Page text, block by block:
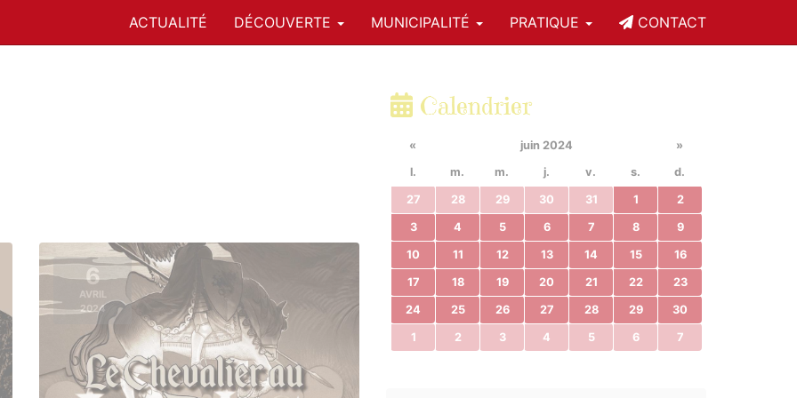
ACTUALITÉ DÉCOUVERTE MUNICIPALITÉ PRATIQUE CONTACT
6
AVRIL
2024
Calendrier
« juin 2024
»
l.
m. m. j. v. s. d.
27 28 29 30 31 1 2
3 4 5 6 7 8 9
10 11 12 13 14 15 16
17 18 19 20 21 22 23
24 25 26 27 28 29 30
1 2 3 4 5 6 7